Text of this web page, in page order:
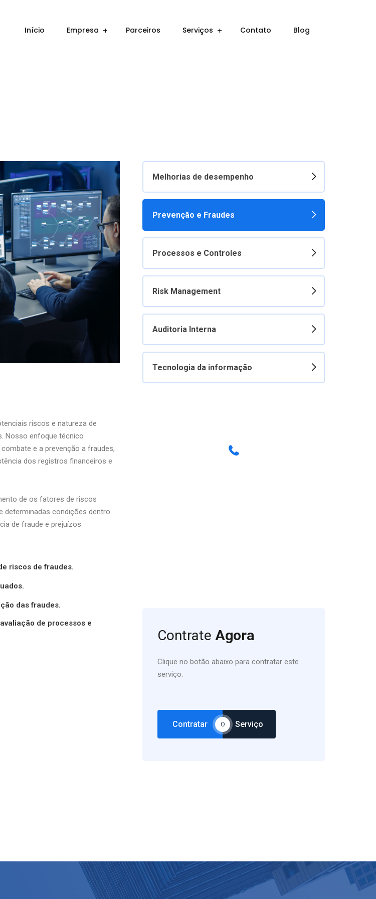
Início Empresa Parceiros Serviços Contato Blog
riscos e natureza de
Nosso enfoque técnico
e a prevenção a fraudes,
dos registros financeiros e
de os fatores de riscos
determinadas condições dentro
de fraude e prejuízos
riscos de fraudes.
das fraudes.
de processos e
Melhorias de desempenho
Prevenção e Fraudes
Processos e Controles
Risk Management
Auditoria Interna
Tecnologia da informação
Contrate Agora
Clique no botão abaixo para contratar este
serviço.
Contratar O Serviço